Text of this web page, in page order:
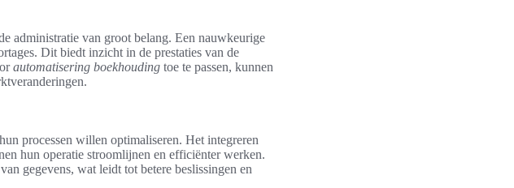
administratie van groot belang. Een nauwkeurige
Dit biedt inzicht in de prestaties van de
automatisering boekhouding toe te passen, kunnen
processen willen optimaliseren. Het integreren
hun operatie stroomlijnen en efficiënter werken.
gegevens, wat leidt tot betere beslissingen en